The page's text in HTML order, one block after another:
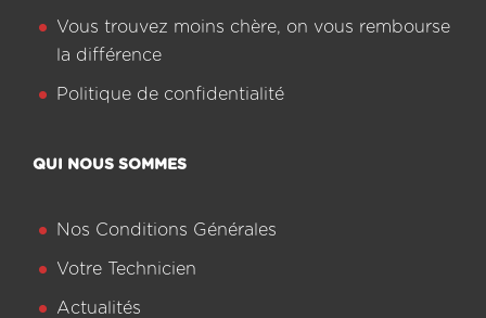
Vous trouvez moins chère, on vous rembourse
la différence
Politique de confidentialité
QUI NOUS SOMMES
Nos Conditions Générales
Votre Technicien
Actualités